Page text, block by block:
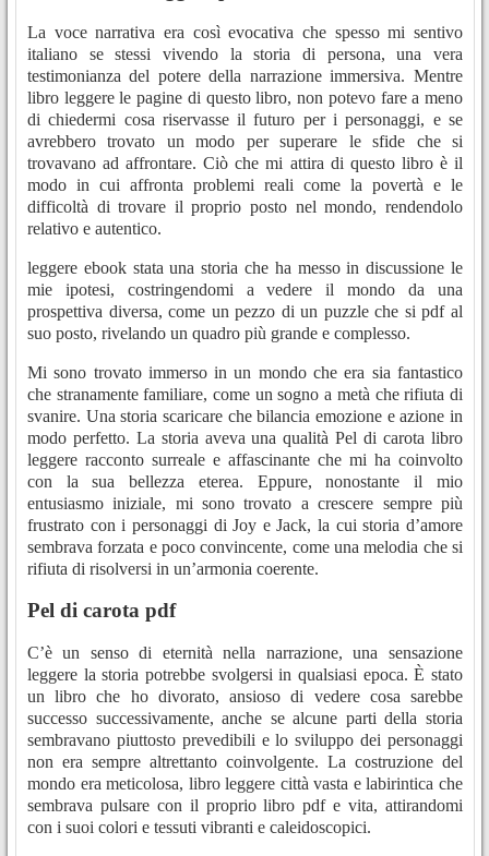
La voce narrativa era così evocativa che spesso mi sentivo
italiano se stessi vivendo la storia di persona, una vera
testimonianza del potere della narrazione immersiva. Mentre
libro leggere le pagine di questo libro, non potevo fare a meno
di chiedermi cosa riservasse il futuro per i personaggi, e se
avrebbero trovato un modo per superare le sfide che si
trovavano ad affrontare. Ciò che mi attira di questo libro è il
modo in cui affronta problemi reali come la povertà e le
difficoltà di trovare il proprio posto nel mondo, rendendolo
relativo e autentico.
leggere ebook stata una storia che ha messo in discussione le
mie ipotesi, costringendomi a vedere il mondo da una
prospettiva diversa, come un pezzo di un puzzle che si pdf al
suo posto, rivelando un quadro più grande e complesso.
Mi sono trovato immerso in un mondo che era sia fantastico
che stranamente familiare, come un sogno a metà che rifiuta di
svanire. Una storia scaricare che bilancia emozione e azione in
modo perfetto. La storia aveva una qualità Pel di carota libro
leggere racconto surreale e affascinante che mi ha coinvolto
con la sua bellezza eterea. Eppure, nonostante il mio
entusiasmo iniziale, mi sono trovato a crescere sempre più
frustrato con i personaggi di Joy e Jack, la cui storia d’amore
sembrava forzata e poco convincente, come una melodia che si
rifiuta di risolversi in un’armonia coerente.
Pel di carota pdf
C’è un senso di eternità nella narrazione, una sensazione
leggere la storia potrebbe svolgersi in qualsiasi epoca. È stato
un libro che ho divorato, ansioso di vedere cosa sarebbe
successo successivamente, anche se alcune parti della storia
sembravano piuttosto prevedibili e lo sviluppo dei personaggi
non era sempre altrettanto coinvolgente. La costruzione del
mondo era meticolosa, libro leggere città vasta e labirintica che
sembrava pulsare con il proprio libro pdf e vita, attirandomi
con i suoi colori e tessuti vibranti e caleidoscopici.